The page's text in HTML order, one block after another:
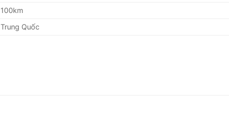
100km
Trung Quốc